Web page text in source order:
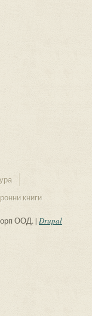
книги
ООД. | Drupal